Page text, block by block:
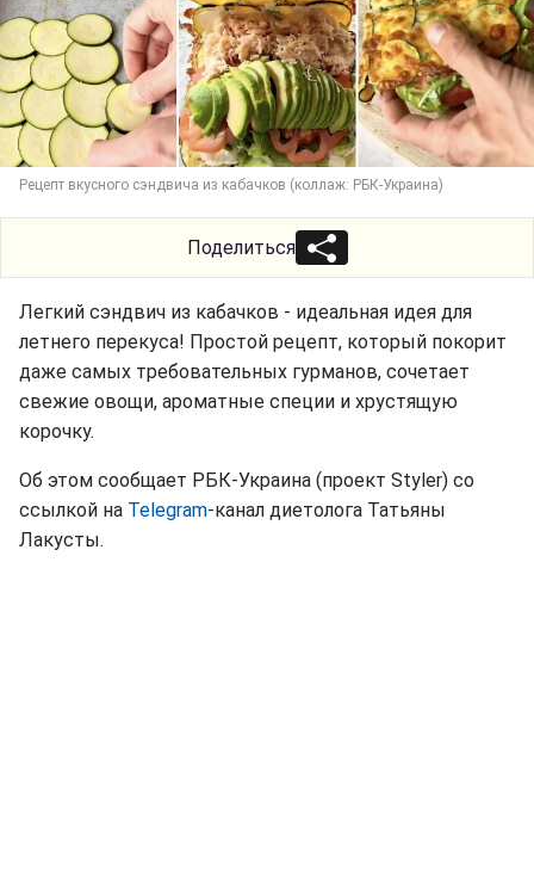
Рецепт вкусного сэндвича из кабачков (коллаж: РБК-Украина)
Поделиться
Легкий сэндвич из кабачков - идеальная идея для
летнего перекуса! Простой рецепт, который покорит
даже самых требовательных гурманов, сочетает
свежие овощи, ароматные специи и хрустящую
корочку.
Об этом сообщает РБК-Украина (проект Styler) со
ссылкой на Telegram-канал диетолога Татьяны
Лакусты.